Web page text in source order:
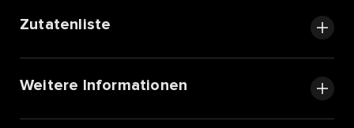
Zutatenliste
Weitere Informationen